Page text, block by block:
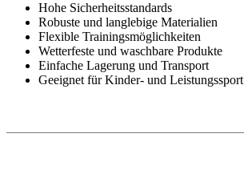
Hohe Sicherheitsstandards
Robuste und langlebige Materialien
Flexible Trainingsmöglichkeiten
Wetterfeste und waschbare Produkte
Einfache Lagerung und Transport
Geeignet für Kinder- und Leistungssport